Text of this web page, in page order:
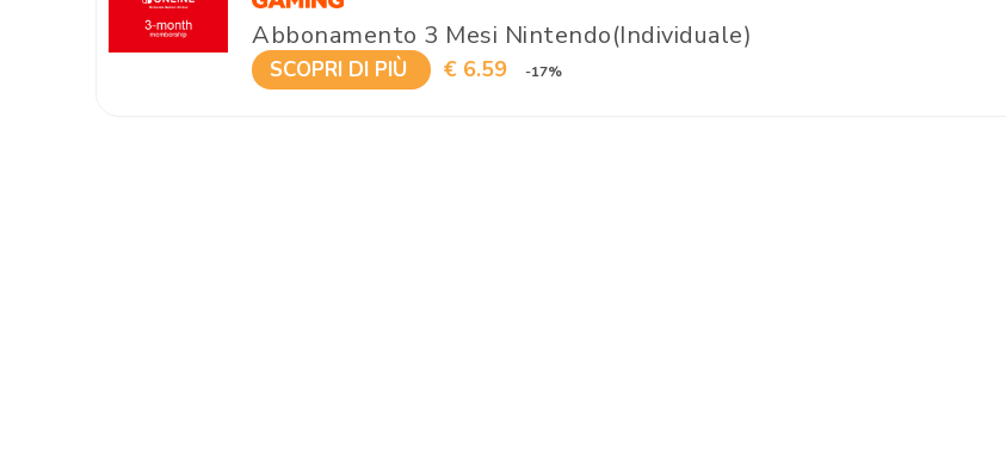
Abbonamento 3 Mesi Nintendo(Individuale)
SCOPRI DI PIÙ € 6.59 -17%